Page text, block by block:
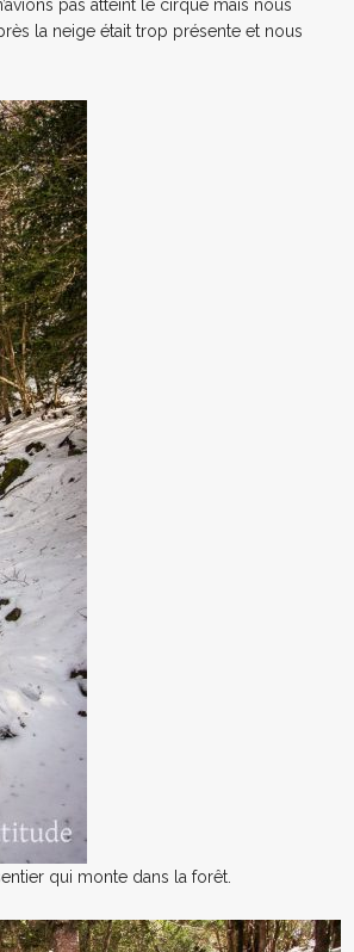
pas atteint le cirque mais nous
la neige était trop présente et nous
qui monte dans la forêt.